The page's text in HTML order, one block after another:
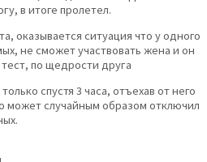
в итоге пролетел.
оказывается ситуация что у одного
не сможет участвовать жена и он
по щедрости друга
спустя 3 часа, отъехав от него
может случайным образом отключил